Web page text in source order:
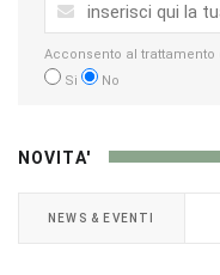
Acconsento al trattamento
Si
No
NOVITA'
NEWS & EVENTI